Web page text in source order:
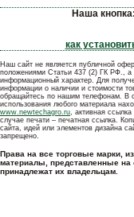
Наша кнопка:
как
Наш сайт не является публичной
положениями Статьи 437 (2) ГК РФ., а
информационный характер. Для
информации о наличии и стоимости
обращайтесь по нашим телефонам. В
использования любого материала
www.newtechagro.ru, активная ссылка
случае печати – печатная ссылка.
сайта, идей или элементов дизайна
запрещено.
Права на все торговые марки,
материалы, представленные на
принадлежат их владельцам.